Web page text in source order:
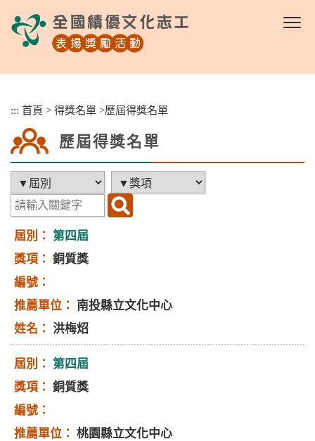
::: 首頁 > 得獎名單 >歷屆得獎名單
歷屆得獎名單
第四屆
銅質獎
南投縣立文化中心
洪梅炤
第四屆
銅質獎
桃園縣立文化中心